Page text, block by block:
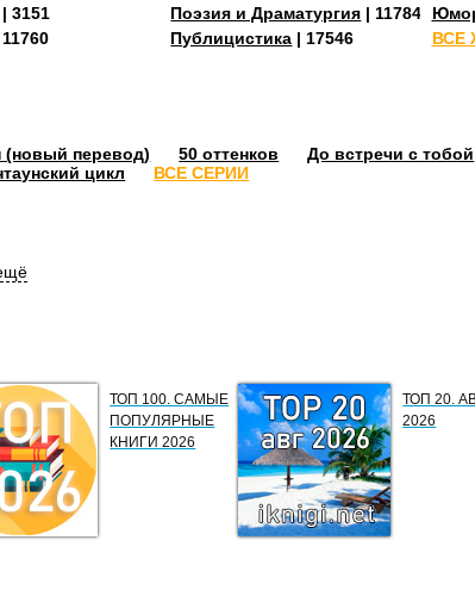
| 3151
11760
Поэзия и Драматургия | 11784
Публицистика | 17546 ВСЕ
(новый перевод) 50 оттенков До встречи с тобой
цикл ВСЕ СЕРИИ
ТОП 100. САМЫЕ
ПОПУЛЯРНЫЕ
КНИГИ 2026
ТОП 20.
2026